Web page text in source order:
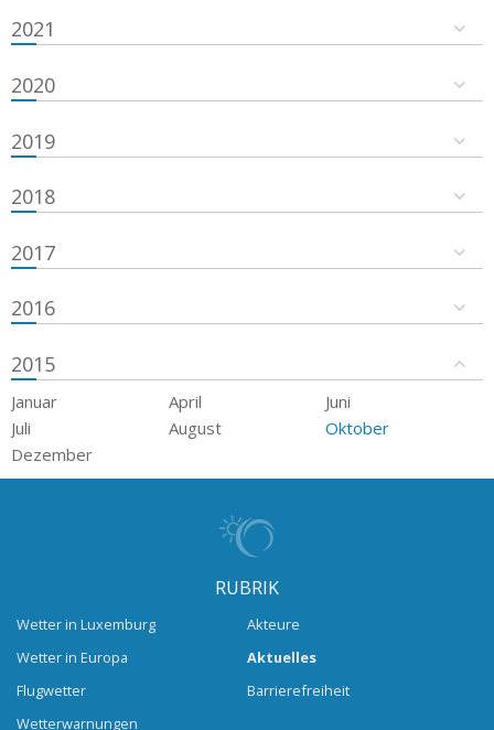
2021
2020
2019
2018
2017
2016
2015
Januar April
Juni
Juli
August
Oktober
Dezember
RUBRIK
Wetter in Luxemburg
Wetter in Europa
Flugwetter
Wetterwarnungen
Akteure
Aktuelles
Barrierefreiheit